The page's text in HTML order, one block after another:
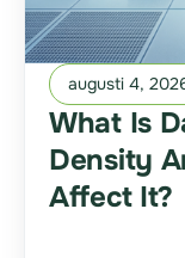
augusti 4,
What Is
Density
Affect It?